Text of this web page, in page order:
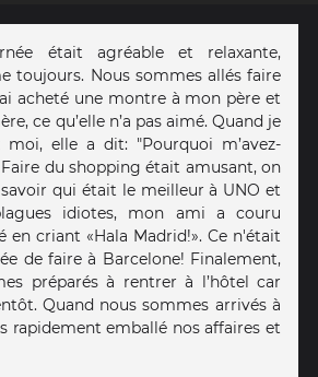
était agréable et relaxante,
toujours. Nous sommes allés faire
acheté une montre à mon père et
ce qu’elle n’a pas aimé. Quand je
moi, elle a dit: "Pourquoi m’avez-
du shopping était amusant, on
qui était le meilleur à UNO et
idiotes, mon ami a couru
en criant «Hala Madrid!». Ce n'était
de faire à Barcelone! Finalement,
préparés à rentrer à l’hôtel car
Quand nous sommes arrivés à
rapidement emballé nos affaires et